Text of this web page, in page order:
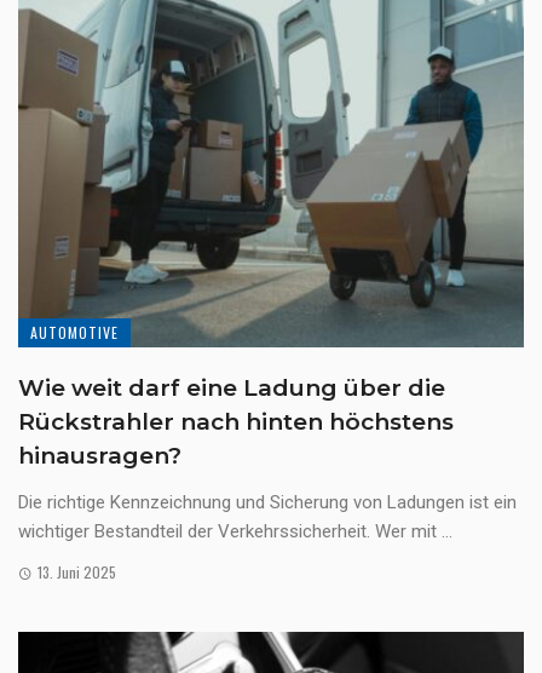
AUTOMOTIVE
Wie weit darf eine Ladung über die
Rückstrahler nach hinten höchstens
hinausragen?
Die richtige Kennzeichnung und Sicherung von Ladungen ist ein
wichtiger Bestandteil der Verkehrssicherheit. Wer mit ...
13. Juni 2025